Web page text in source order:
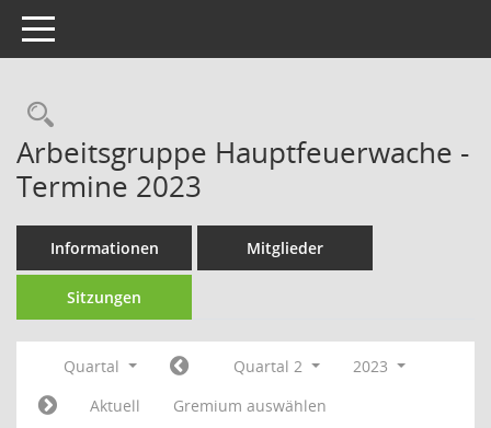
Toggle navigation
Rechercheauswahl
Arbeitsgruppe Hauptfeuerwache -
Termine 2023
Informationen Mitglieder
Sitzungen
Quartal Quartal 2
2023
Aktuell
Gremium auswählen